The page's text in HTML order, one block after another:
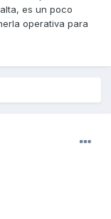
es un poco
operativa para